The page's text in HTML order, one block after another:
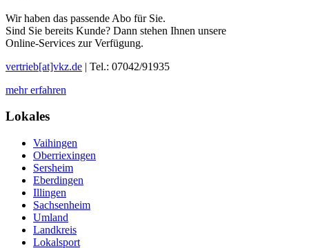
Wir haben das passende Abo für Sie.
Sind Sie bereits Kunde? Dann stehen Ihnen unsere
Online-Services zur Verfügung.
vertrieb[at]vkz.de | Tel.: 07042/91935
mehr erfahren
Lokales
Vaihingen
Oberriexingen
Sersheim
Eberdingen
Illingen
Sachsenheim
Umland
Landkreis
Lokalsport